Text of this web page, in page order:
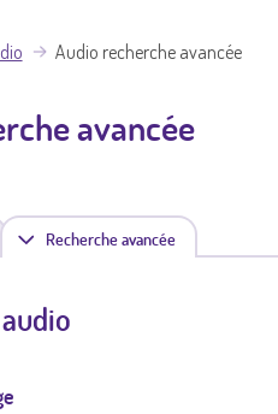
Audio recherche avancée
avancée
Recherche avancée